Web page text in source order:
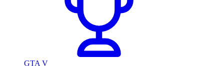
GTA V